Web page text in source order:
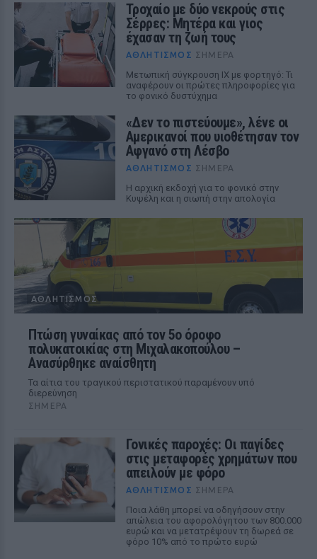
Τροχαίο με δύο νεκρούς στις
Σέρρες: Μητέρα και γιος
έχασαν τη ζωή τους
ΑΘΛΗΤΙΣΜΌΣ ΣΉΜΕΡΑ
Μετωπική σύγκρουση ΙΧ με φορτηγό: Τι
αναφέρουν οι πρώτες πληροφορίες για
το φονικό δυστύχημα
«Δεν το πιστεύουμε», λένε οι
Αμερικανοί που υιοθέτησαν τον
Αφγανό στη Λέσβο
ΑΘΛΗΤΙΣΜΌΣ ΣΉΜΕΡΑ
Η αρχική εκδοχή για το φονικό στην
Κυψέλη και η σιωπή στην απολογία
ΑΘΛΗΤΙΣΜΌΣ
Πτώση γυναίκας από τον 5ο όροφο
πολυκατοικίας στη Μιχαλακοπούλου –
Ανασύρθηκε αναίσθητη
Τα αίτια του τραγικού περιστατικού παραμένουν υπό
διερεύνηση
ΣΉΜΕΡΑ
Γονικές παροχές: Οι παγίδες
στις μεταφορές χρημάτων που
απειλούν με φόρο
ΑΘΛΗΤΙΣΜΌΣ ΣΉΜΕΡΑ
Ποια λάθη μπορεί να οδηγήσουν στην
απώλεια του αφορολόγητου των 800.000
ευρώ και να μετατρέψουν τη δωρεά σε
φόρο 10% από το πρώτο ευρώ